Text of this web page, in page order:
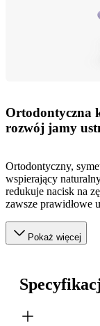
Ortodontyczna
rozwój jamy
Ortodontyczny,
wspierający
redukuje nacisk na
zawsze prawidłowe
Pokaż więcej